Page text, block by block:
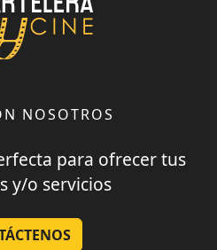
NOSOTROS
para ofrecer tus
y/o servicios